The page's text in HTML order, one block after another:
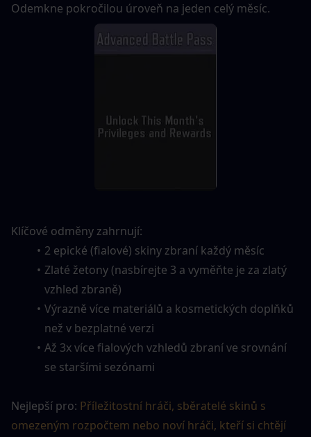
Odemkne pokročilou úroveň na jeden celý měsíc.
Klíčové odměny zahrnují:
2 epické (fialové) skiny zbraní každý měsíc
Zlaté žetony (nasbírejte 3 a vyměňte je za zlatý
vzhled zbraně)
Výrazně více materiálů a kosmetických doplňků
než v bezplatné verzi
Až 3x více fialových vzhledů zbraní ve srovnání
se staršími sezónami
Nejlepší pro: Příležitostní hráči, sběratelé skinů s
omezeným rozpočtem nebo noví hráči, kteří si chtějí